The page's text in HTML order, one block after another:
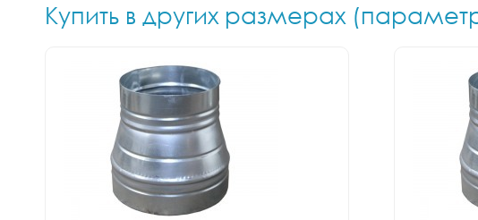
Купить в других размерах